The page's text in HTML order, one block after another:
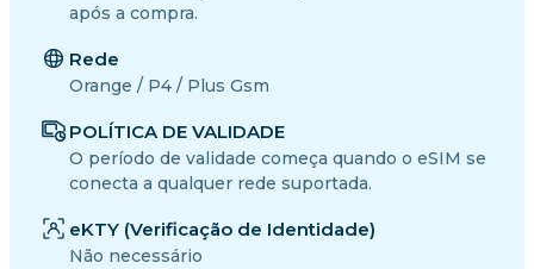
após a compra.
Rede
Orange / P4 / Plus Gsm
POLÍTICA DE VALIDADE
O período de validade começa quando o eSIM se
conecta a qualquer rede suportada.
eKTY (Verificação de Identidade)
Não necessário